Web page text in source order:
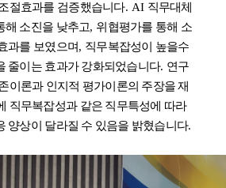
절효과를 검증했습니다. AI 직무대체
해 소진을 낮추고, 위협평가를 통해 소
과를 보였으며, 직무복잡성이 높을수
줄이는 효과가 강화되었습니다. 연구
이론과 인지적 평가이론의 주장을 재
직무복잡성과 같은 직무특성에 따라
양상이 달라질 수 있음을 밝혔습니다.